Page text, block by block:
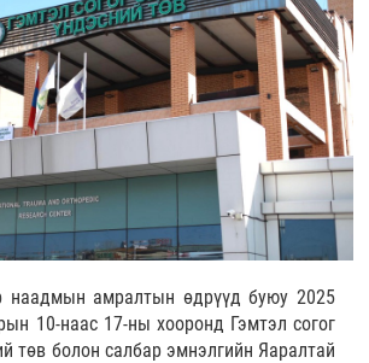
наадмын амралтын өдрүүд буюу 2025
10-наас 17-ны хооронд Гэмтэл согог
төв болон салбар эмнэлгийн Яаралтай